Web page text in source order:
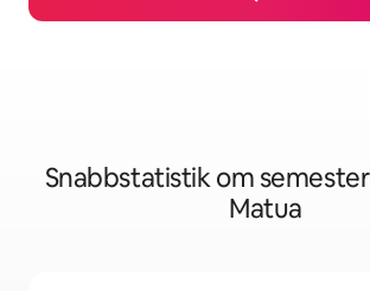
Snabbstatistik om
Matua